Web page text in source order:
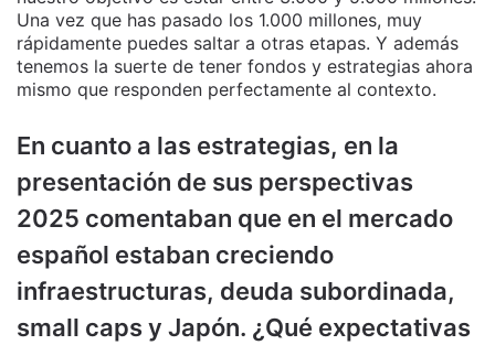
Una vez que has pasado los 1.000 millones, muy
rápidamente puedes saltar a otras etapas. Y además
tenemos la suerte de tener fondos y estrategias ahora
mismo que responden perfectamente al contexto.
En cuanto a las estrategias, en la
presentación de sus perspectivas
2025 comentaban que en el mercado
español estaban creciendo
infraestructuras, deuda subordinada,
small caps y Japón. ¿Qué expectativas